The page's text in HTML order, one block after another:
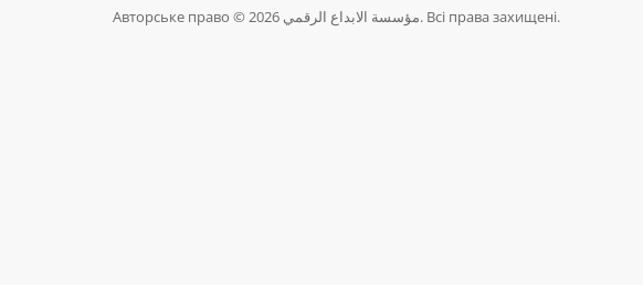
Авторське право © 2026 مؤسسة الابداع الرقمي. Всі права захищені.